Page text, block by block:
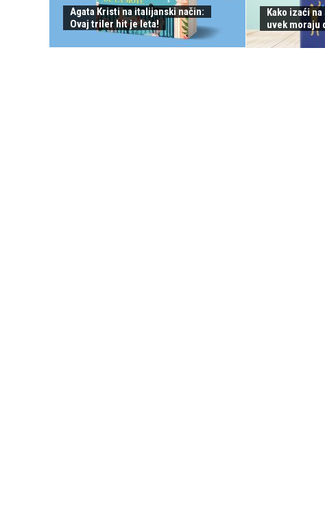
Agata Kristi na italijanski način:
Ovaj triler hit je leta!
Kako izaći
uvek moraju